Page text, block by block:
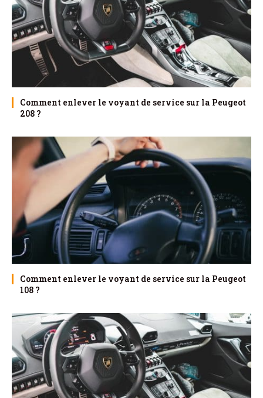
Comment enlever le voyant de service sur la Peugeot
208 ?
Comment enlever le voyant de service sur la Peugeot
108 ?